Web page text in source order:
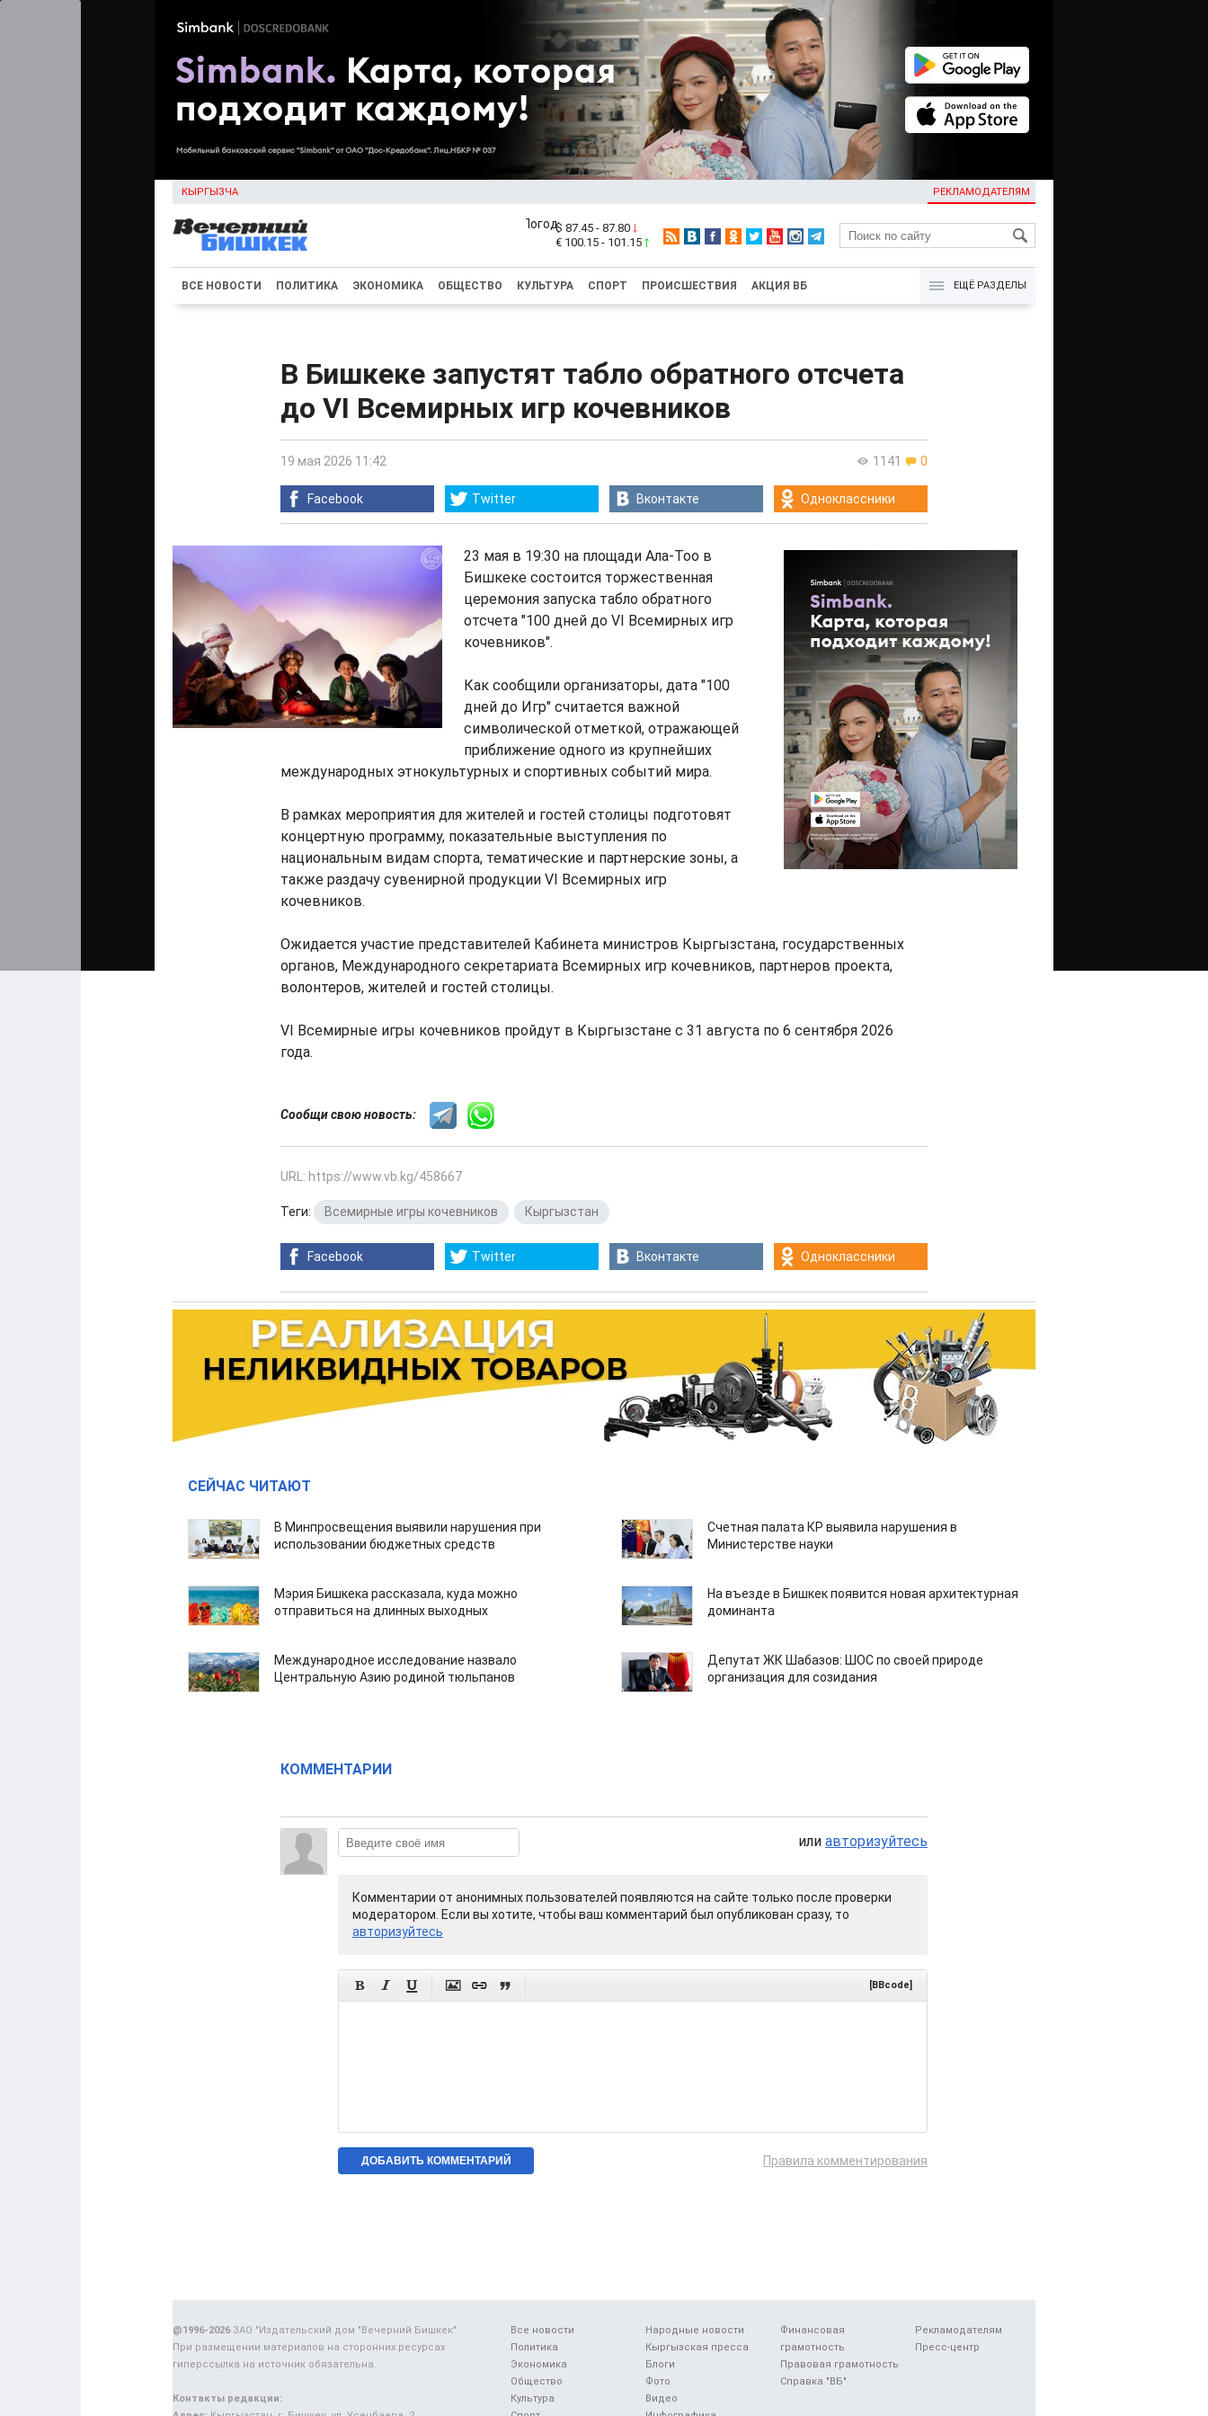
КЫРГЫЗЧА РЕКЛАМОДАТЕЛЯМ
KG
$ 87.45 - 87.80
€ 100.15 - 101.15
ВСЕ НОВОСТИ ПОЛИТИКА ЭКОНОМИКА ОБЩЕСТВО КУЛЬТУРА СПОРТ ПРОИСШЕСТВИЯ АКЦИЯ ВБ ЕЩЁ РАЗДЕЛЫ
В Бишкеке запустят табло обратного отсчета
до VI Всемирных игр кочевников
1141 0
19 мая 2026 11:42
Facebook Twitter Вконтакте Одноклассники
23 мая в 19:30 на площади Ала-Тоо в
Бишкеке состоится торжественная
церемония запуска табло обратного
отсчета "100 дней до VI Всемирных игр
кочевников".
Как сообщили организаторы, дата "100
дней до Игр" считается важной
символической отметкой, отражающей
приближение одного из крупнейших
международных этнокультурных и спортивных событий мира.
В рамках мероприятия для жителей и гостей столицы подготовят
концертную программу, показательные выступления по
национальным видам спорта, тематические и партнерские зоны, а
также раздачу сувенирной продукции VI Всемирных игр
кочевников.
Ожидается участие представителей Кабинета министров Кыргызстана, государственных
органов, Международного секретариата Всемирных игр кочевников, партнеров проекта,
волонтеров, жителей и гостей столицы.
VI Всемирные игры кочевников пройдут в Кыргызстане с 31 августа по 6 сентября 2026
года.
Сообщи свою новость:
URL: https://www.vb.kg/458667
Теги: Всемирные игры кочевников Кыргызстан
Facebook Twitter Вконтакте Одноклассники
СЕЙЧАС ЧИТАЮТ
В Минпросвещения выявили нарушения при
использовании бюджетных средств
Счетная палата КР выявила нарушения в
Министерстве науки
Мэрия Бишкека рассказала, куда можно
отправиться на длинных выходных
На въезде в Бишкек появится новая архитектурная
доминанта
Международное исследование назвало
Центральную Азию родиной тюльпанов
Депутат ЖК Шабазов: ШОС по своей природе
организация для созидания
КОММЕНТАРИИ
или авторизуйтесь
Комментарии от анонимных пользователей появляются на сайте только после проверки
модератором. Если вы хотите, чтобы ваш комментарий был опубликован сразу, то
авторизуйтесь
      [BBcode]
Правила комментирования
Все новости
Политика
Экономика
Общество
Культура
Народные новости
Кыргызская пресса
Блоги
Фото
Видео
Финансовая
грамотность
Правовая грамотность
Справка "ВБ"
Рекламодателям
Пресс-центр
@1996-2026ЗАО "Издательский дом "Вечерний Бишкек"
При размещении материалов на сторонних ресурсах
гиперссылка на источник обязательна.
Контакты редакции: